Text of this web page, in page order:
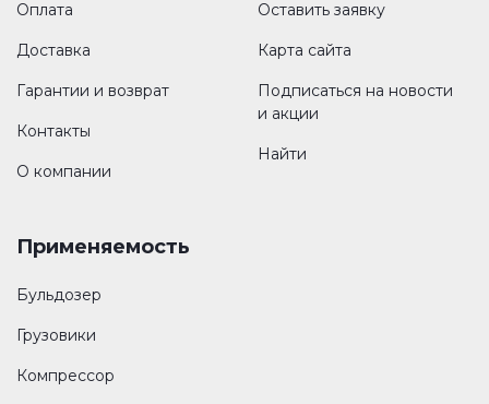
Оплата
Доставка
Гарантии и возврат
Контакты
О компании
Оставить заявку
Карта сайта
Подписаться на новости
и акции
Найти
Применяемость
Бульдозер
Грузовики
Компрессор